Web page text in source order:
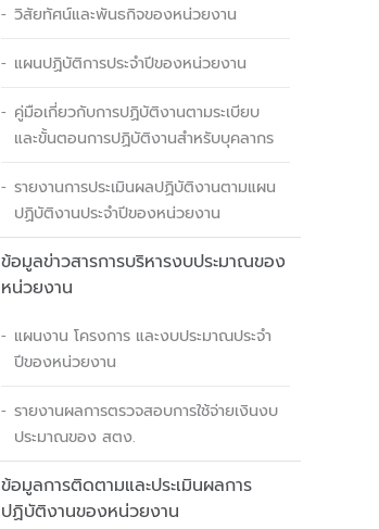
วิสัยทัศน์และพันธกิจของหน่วยงาน
แผนปฏิบัติการประจำปีของหน่วยงาน
คู่มือเกี่ยวกับการปฏิบัติงานตามระเบียบ
และขั้นตอนการปฏิบัติงานสำหรับบุคลากร
รายงานการประเมินผลปฏิบัติงานตามแผน
ปฏิบัติงานประจำปีของหน่วยงาน
ข้อมูลข่าวสารการบริหารงบประมาณของ
หน่วยงาน
แผนงาน โครงการ และงบประมาณประจำ
ปีของหน่วยงาน
รายงานผลการตรวจสอบการใช้จ่ายเงินงบ
ประมาณของ สตง.
ข้อมูลการติดตามและประเมินผลการ
ปฏิบัติงานของหน่วยงาน